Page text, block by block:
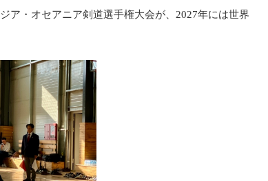
ア・オセアニア剣道選手権大会が、2027年には世界